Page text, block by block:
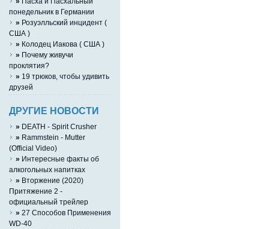
понедельник в Германии
» Розуэлльский инцидент (
США )
» Колодец Иакова ( США )
» Почему живучи
проклятия?
» 19 трюков, чтобы удивить
друзей
ДРУГИЕ НОВОСТИ
» DEATH - Spirit Crusher
» Rammstein - Mutter
(Official Video)
» Интересные факты об
алкогольных напитках
» Вторжение (2020)
Притяжение 2 -
официальный трейлер
» 27 Способов Применения
WD-40